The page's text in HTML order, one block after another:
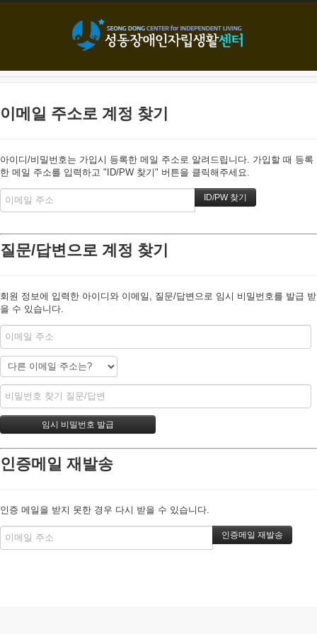
이메일 주소로 계정 찾기
아이디/비밀번호는 가입시 등록한 메일 주소로 알려드립니다. 가입할 때 등록
한 메일 주소를 입력하고 "ID/PW 찾기" 버튼을 클릭해주세요.
질문/답변으로 계정 찾기
회원 정보에 입력한 아이디와 이메일, 질문/답변으로 임시 비밀번호를 발급 받
을 수 있습니다.
인증메일 재발송
인증 메일을 받지 못한 경우 다시 받을 수 있습니다.